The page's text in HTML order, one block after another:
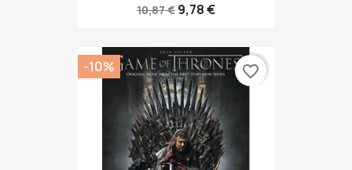
10,87 € 9,78 €
-10% favorite_border